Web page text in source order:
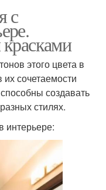
с
этого цвета в
сочетаемости
создавать
стилях.
интерьере: